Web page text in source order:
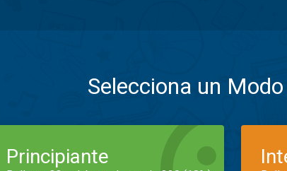
Selecciona un
Principiante